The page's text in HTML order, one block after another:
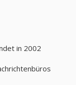
in 2002